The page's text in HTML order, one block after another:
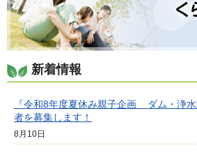
新着情報
『令和8年度夏休み親子企画 ダム・浄
者を募集します！
8月10日